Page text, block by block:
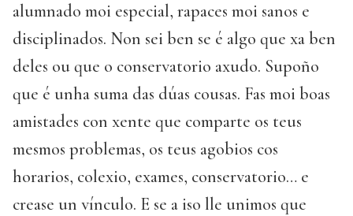
alumnado moi especial, rapaces moi sanos e
disciplinados. Non sei ben se é algo que xa ben
deles ou que o conservatorio axudo. Supoño
que é unha suma das dúas cousas. Fas moi boas
amistades con xente que comparte os teus
mesmos problemas, os teus agobios cos
horarios, colexio, exames, conservatorio… e
crease un vínculo. E se a iso lle unimos que